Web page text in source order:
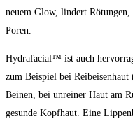
neuem Glow, lindert
Poren.
Hydrafacial™ ist auch
zum Beispiel bei
Beinen, bei unreiner Haut am
gesunde Kopfhaut. Eine